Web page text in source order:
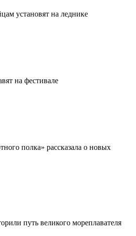
установят на леднике
на фестивале
полка» рассказала о новых
путь великого мореплавателя